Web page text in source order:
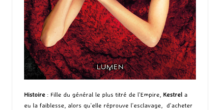
Histoire : Fille du général le plus titré de l’Empire, Kestrel a
eu la faiblesse, alors qu’elle réprouve l’esclavage, d’acheter